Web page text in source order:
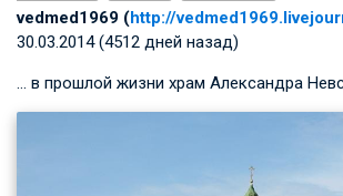
vedmed1969 (http://
30.03.2014 (4512 дней назад)
… в прошлой жизни храм Александра